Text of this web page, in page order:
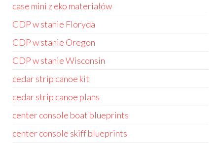
case mini z eko materiałów
CDP w stanie Floryda
CDP w stanie Oregon
CDP w stanie Wisconsin
cedar strip canoe kit
cedar strip canoe plans
center console boat blueprints
center console skiff blueprints